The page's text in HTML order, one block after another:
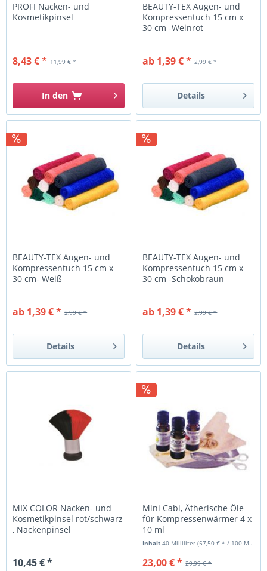
PROFI Nacken- und
Kosmetikpinsel
11,99 € *
8,43 € *
In den
BEAUTY-TEX Augen- und
Kompressentuch 15 cm x
30 cm -Weinrot
2,99 € *
ab 1,39 € *
Details
BEAUTY-TEX Augen- und
Kompressentuch 15 cm x
30 cm- Weiß
2,99 € *
ab 1,39 € *
Details
BEAUTY-TEX Augen- und
Kompressentuch 15 cm x
30 cm -Schokobraun
2,99 € *
ab 1,39 € *
Details
MIX COLOR Nacken- und
Kosmetikpinsel rot/schwarz
, Nackenpinsel
10,45 € *
Mini Cabi, Ätherische Öle
für Kompressenwärmer 4 x
10 ml
Inhalt40 Milliliter(57,50 € * / 100 Milliliter)
29,99 € *
23,00 € *